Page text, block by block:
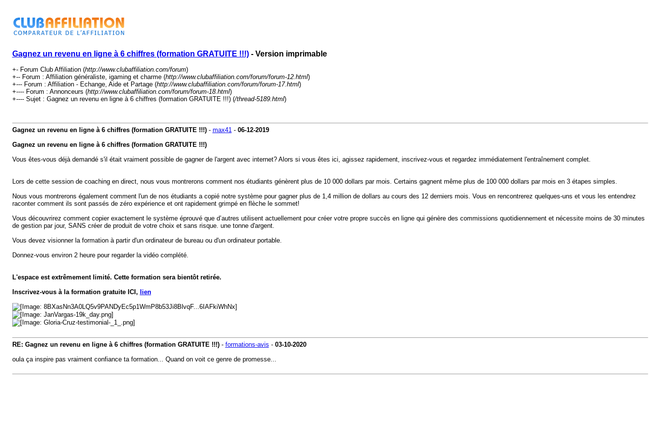
Gagnez un revenu en ligne à 6 chiffres (formation GRATUITE !!!)- Version imprimable
+- Forum Club Affiliation (http://www.clubaffiliation.com/forum)
+-- Forum : Affiliation généraliste, igaming et charme (http://www.clubaffiliation.com/forum/forum-12.html)
+--- Forum : Affiliation - Echange, Aide et Partage (http://www.clubaffiliation.com/forum/forum-17.html)
+---- Forum : Annonceurs (http://www.clubaffiliation.com/forum/forum-18.html)
+---- Sujet : Gagnez un revenu en ligne à 6 chiffres (formation GRATUITE !!!) (/thread-5189.html)
Gagnez un revenu en ligne à 6 chiffres (formation GRATUITE !!!)- max41- 06-12-2019
Gagnez un revenu en ligne à 6 chiffres (formation GRATUITE !!!)
Vous êtes-vous déjà demandé s'il était vraiment possible de gagner de l'argent avec internet? Alors si vous êtes ici, agissez rapidement, inscrivez-vous et regardez immédiatement l'entraînement complet.
Lors de cette session de coaching en direct, nous vous montrerons comment nos étudiants génèrent plus de 10 000 dollars par mois. Certains gagnent même plus de 100 000 dollars par mois en 3 étapes simples.
Nous vous montrerons également comment l'un de nos étudiants a copié notre système pour gagner plus de 1,4 million de dollars au cours des 12 derniers mois. Vous en rencontrerez quelques-uns et vous les entendrez
raconter comment ils sont passés de zéro expérience et ont rapidement grimpé en flèche le sommet!
Vous découvrirez comment copier exactement le système éprouvé que d’autres utilisent actuellement pour créer votre propre succès en ligne qui génère des commissions quotidiennement et nécessite moins de 30 minutes
de gestion par jour, SANS créer de produit de votre choix et sans risque. une tonne d'argent.
Vous devez visionner la formation à partir d'un ordinateur de bureau ou d'un ordinateur portable.
Donnez-vous environ 2 heure pour regarder la vidéo complété.
L'espace est extrêmement limité. Cette formation sera bientôt retirée.
Inscrivez-vous à la formation gratuite ICI, lien
RE: Gagnez un revenu en ligne à 6 chiffres (formation GRATUITE !!!)- formations-avis - 03-10-2020
oula ça inspire pas vraiment confiance ta formation... Quand on voit ce genre de promesse...